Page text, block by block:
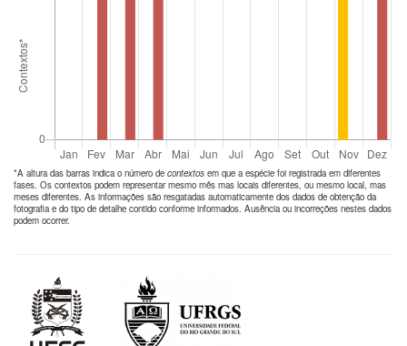
*A altura das barras indica o número de contextos em que a espécie foi registrada em diferentes
fases. Os contextos podem representar mesmo mês mas locais diferentes, ou mesmo local, mas
meses diferentes. As informações são resgatadas automaticamente dos dados de obtenção da
fotografia e do tipo de detalhe contido conforme informados. Ausência ou incorreções nestes dados
podem ocorrer.